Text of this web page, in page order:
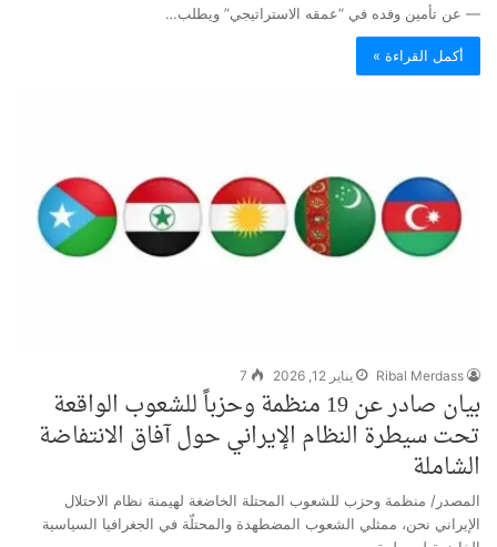
— عن تأمين وفده في “عمقه الاستراتيجي” ويطلب…
أكمل القراءة »
Ribal Merdass يناير 12, 2026 7
بيان صادر عن 19 منظمة وحزباً للشعوب الواقعة
تحت سيطرة النظام الإيراني حول آفاق الانتفاضة
الشاملة
المصدر/ منظمة وحزب للشعوب المحتلة الخاضغة لهيمنة نظام الاحتلال
الإيراني نحن، ممثلي الشعوب المضطهدة والمحتلّة في الجغرافيا السياسية